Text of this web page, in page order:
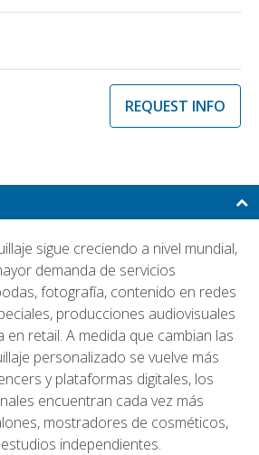
REQUEST INFO
sigue creciendo a nivel mundial,
demanda de servicios
fotografía, contenido en redes
producciones audiovisuales
en retail. A medida que cambian las
personalizado se vuelve más
y plataformas digitales, los
encuentran cada vez más
mostradores de cosméticos,
independientes.